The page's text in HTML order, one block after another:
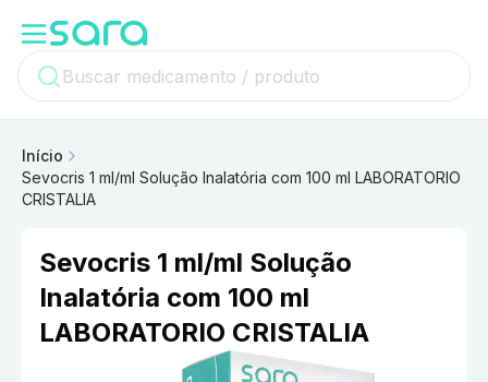
Início
Sevocris 1 ml/ml Solução Inalatória com 100 ml LABORATORIO
CRISTALIA
Sevocris 1 ml/ml Solução
Inalatória com 100 ml
LABORATORIO CRISTALIA